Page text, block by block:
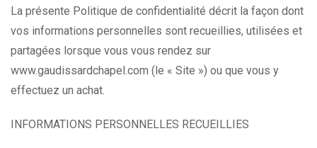
La présente Politique de confidentialité décrit la façon dont
vos informations personnelles sont recueillies, utilisées et
partagées lorsque vous vous rendez sur
www.gaudissardchapel.com (le « Site ») ou que vous y
effectuez un achat.
INFORMATIONS PERSONNELLES RECUEILLIES